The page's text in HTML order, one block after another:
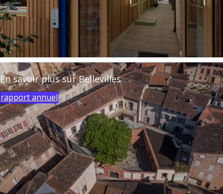
En savoir plus sur Bellevilles
rapport annuel